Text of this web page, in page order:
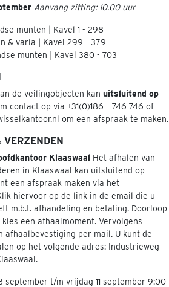
Aanvang zitting: 10.00 uur
munten | Kavel 1 - 298
& varia | Kavel 299 - 379
munten | Kavel 380 - 703
de veilingobjecten kan uitsluitend op
contact op via +31(0)186 – 746 746 of
om een afspraak te maken.
Klaaswaal Het afhalen van
in Klaaswaal kan uitsluitend op
een afspraak maken via het
hiervoor op de link in de email die u
m.b.t. afhandeling en betaling. Doorloop
een afhaalmoment. Vervolgens
afhaalbevestiging per mail. U kunt de
op het volgende adres: Industrieweg
september t/m vrijdag 11 september 9:00